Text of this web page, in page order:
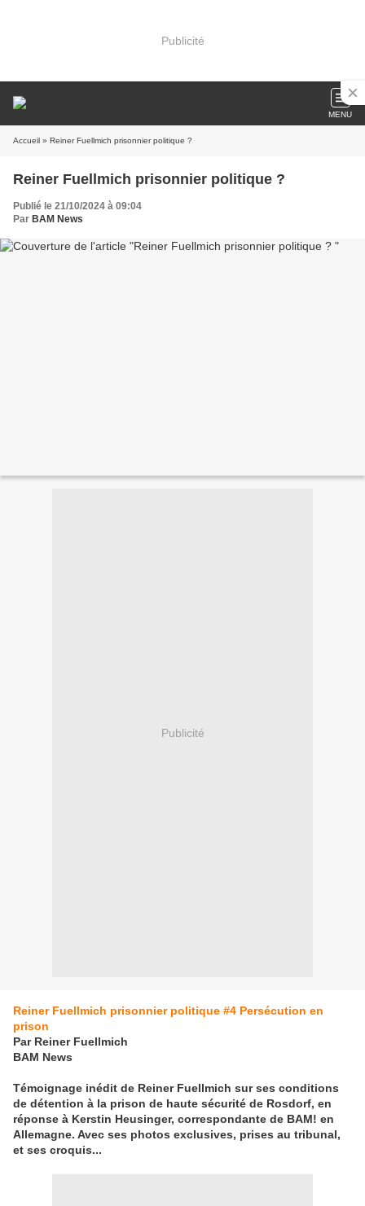
Publicité
MENU
Accueil » Reiner Fuellmich prisonnier politique ?
Reiner Fuellmich prisonnier politique ?
Publié le 21/10/2024 à 09:04
Par BAM News
Publicité
Reiner Fuellmich prisonnier politique #4 Persécution en
prison
Par Reiner Fuellmich
BAM News
Témoignage inédit de Reiner Fuellmich sur ses conditions
de détention à la prison de haute sécurité de Rosdorf, en
réponse à Kerstin Heusinger, correspondante de BAM! en
Allemagne. Avec ses photos exclusives, prises au tribunal,
et ses croquis...